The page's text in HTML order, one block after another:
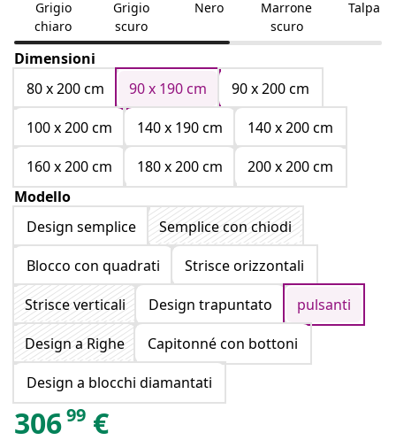
Grigio
chiaro
Grigio
scuro
Nero
Marrone
scuro
Talpa
Dimensioni
80 x 200 cm
90 x 190 cm
90 x 200 cm
100 x 200 cm
140 x 190 cm
140 x 200 cm
160 x 200 cm
180 x 200 cm
200 x 200 cm
Modello
Design semplice
Semplice con chiodi
Blocco con quadrati
Strisce orizzontali
Strisce verticali
Design trapuntato
pulsanti
Design a Righe
Capitonné con bottoni
Design a blocchi diamantati
30699 €